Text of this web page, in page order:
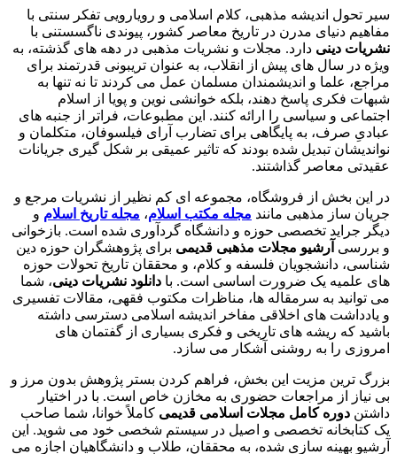
سیر تحول اندیشه مذهبی، کلام اسلامی و رویارویی تفکر سنتی با
مفاهیم دنیای مدرن در تاریخ معاصر کشور، پیوندی ناگسستنی با
نشریات دینی دارد. مجلات و نشریات مذهبی در دهه های گذشته، به
ویژه در سال های پیش از انقلاب، به عنوان تریبونی قدرتمند برای
مراجع، علما و اندیشمندان مسلمان عمل می کردند تا نه تنها به
شبهات فکری پاسخ دهند، بلکه خوانشی نوین و پویا از اسلام
اجتماعی و سیاسی را ارائه کنند. این مطبوعات، فراتر از جنبه های
عبادیِ صرف، به پایگاهی برای تضارب آرای فیلسوفان، متکلمان و
نواندیشان تبدیل شده بودند که تاثیر عمیقی بر شکل گیری جریانات
عقیدتی معاصر گذاشتند.
در این بخش از فروشگاه، مجموعه ای کم نظیر از نشریات مرجع و
جریان ساز مذهبی مانند مجله مکتب اسلام، مجله تاریخ اسلام و
دیگر جراید تخصصی حوزه و دانشگاه گردآوری شده است. بازخوانی
و بررسی آرشیو مجلات مذهبی قدیمی برای پژوهشگران حوزه دین
شناسی، دانشجویان فلسفه و کلام، و محققان تاریخ تحولات حوزه
های علمیه یک ضرورت اساسی است. با دانلود نشریات دینی، شما
می توانید به سرمقاله ها، مناظرات مکتوب فقهی، مقالات تفسیری
و یادداشت های اخلاقی مفاخر اندیشه اسلامی دسترسی داشته
باشید که ریشه های تاریخی و فکری بسیاری از گفتمان های
امروزی را به روشنی آشکار می سازد.
بزرگ ترین مزیت این بخش، فراهم کردن بستر پژوهش بدون مرز و
بی نیاز از مراجعات حضوری به مخازن خاص است. با در اختیار
داشتن دوره کامل مجلات اسلامی قدیمی کاملاً خوانا، شما صاحب
یک کتابخانه تخصصی و اصیل در سیستم شخصی خود می شوید. این
آرشیو بهینه سازی شده، به محققان، طلاب و دانشگاهیان اجازه می